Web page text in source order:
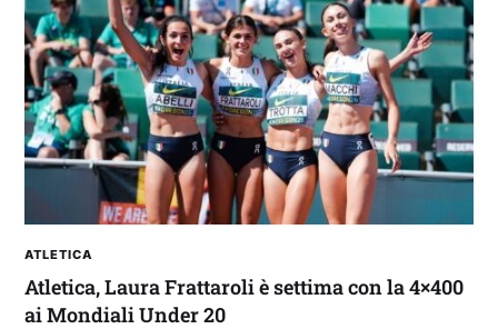
2° TROFEO RIVA | IL POST-PARTITA: commenta
con noi il match tra Cagliari e Nizza
ATLETICA
Atletica, Laura Frattaroli è settima con la 4×400
ai Mondiali Under 20